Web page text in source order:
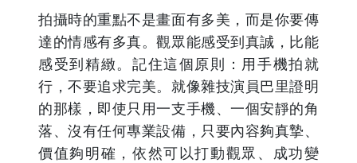
拍攝時的重點不是畫面有多美，而是你要傳
達的情感有多真。觀眾能感受到真誠，比能
感受到精緻。記住這個原則：用手機拍就
行，不要追求完美。就像雜技演員巴里證明
的那樣，即使只用一支手機、一個安靜的角
落、沒有任何專業設備，只要內容夠真摯、
價值夠明確，依然可以打動觀眾、成功變